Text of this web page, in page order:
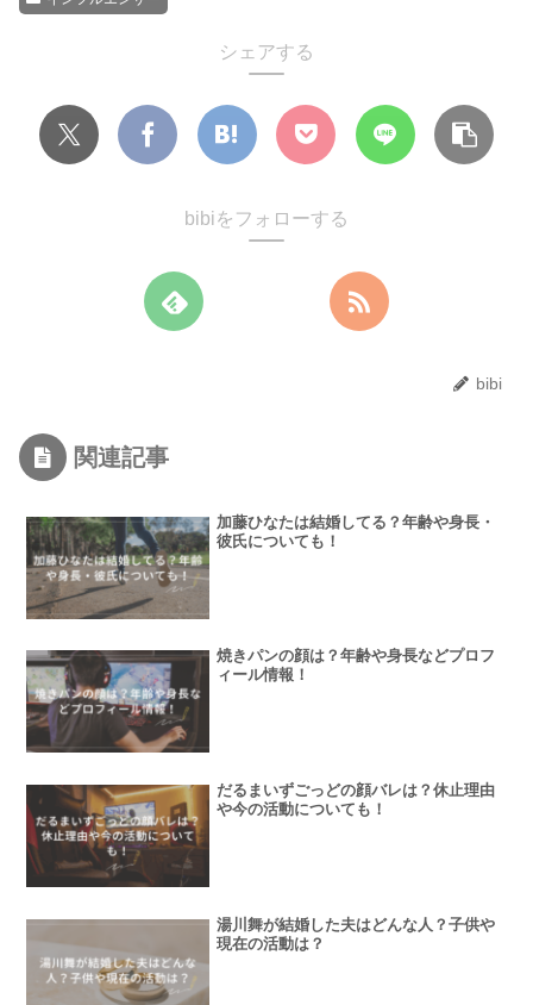
シェアする
bibiをフォローする
bibi
関連記事
加藤ひなたは結婚してる？年齢や身長・
彼氏についても！
焼きパンの顔は？年齢や身長などプロフ
ィール情報！
だるまいずごっどの顔バレは？休止理由
や今の活動についても！
湯川舞が結婚した夫はどんな人？子供や
現在の活動は？